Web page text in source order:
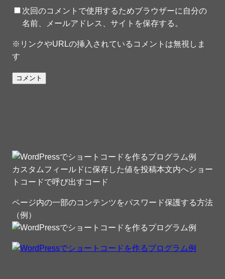
次回のコメントで使用するためブラウザーに自分の
名前、メールアドレス、サイトを保存する。
※リンクやURLの挿入されているコメントは無視しま
す
カスタムフィールドに保存した値を投稿本文内へショー
トコードで呼び出すコード
ページ内の一部のコンテンツをパスワード保護する方法
（例）